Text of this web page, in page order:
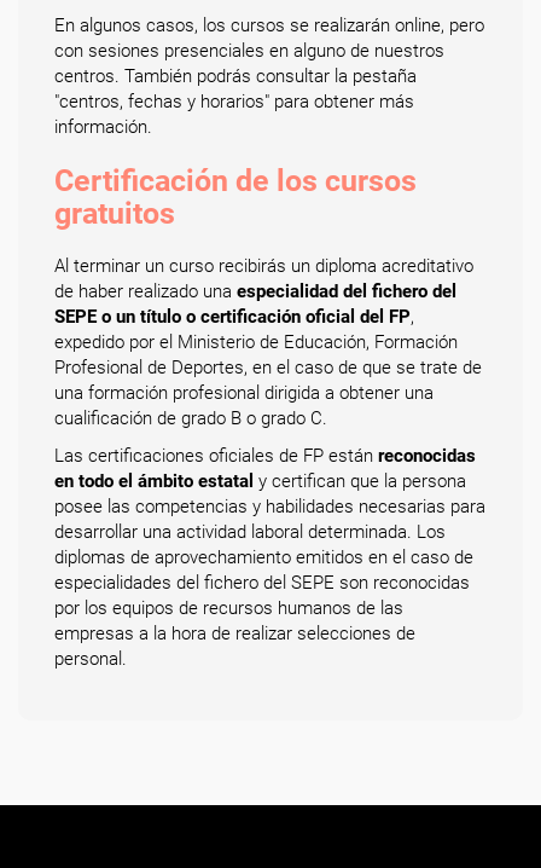
En algunos casos, los cursos se realizarán online, pero
con sesiones presenciales en alguno de nuestros
centros. También podrás consultar la pestaña
"centros, fechas y horarios" para obtener más
información.
Certificación de los cursos
gratuitos
Al terminar un curso recibirás un diploma acreditativo
de haber realizado una especialidad del fichero del
SEPE o un título o certificación oficial del FP,
expedido por el Ministerio de Educación, Formación
Profesional de Deportes, en el caso de que se trate de
una formación profesional dirigida a obtener una
cualificación de grado B o grado C.
Las certificaciones oficiales de FP están reconocidas
en todo el ámbito estatal y certifican que la persona
posee las competencias y habilidades necesarias para
desarrollar una actividad laboral determinada. Los
diplomas de aprovechamiento emitidos en el caso de
especialidades del fichero del SEPE son reconocidas
por los equipos de recursos humanos de las
empresas a la hora de realizar selecciones de
personal.